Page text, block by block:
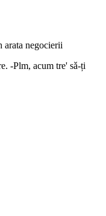
arata negocierii
-Plm, acum tre' sǎ-ți